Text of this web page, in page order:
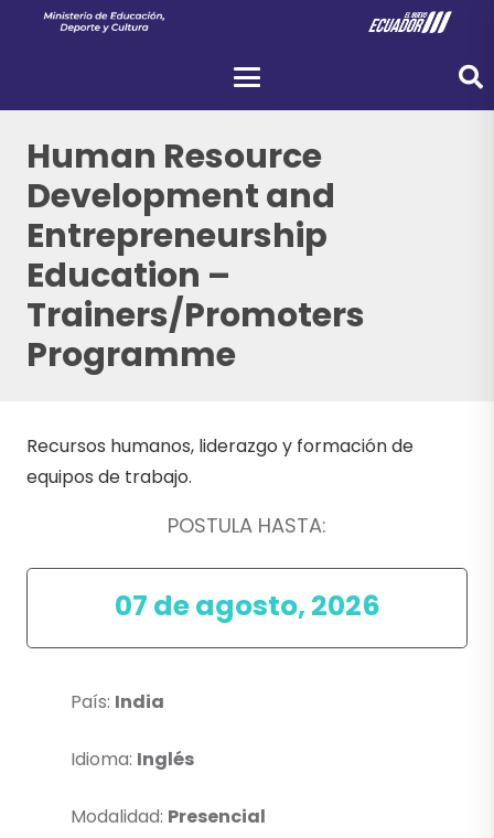
Human Resource
Development and
Entrepreneurship
Education –
Trainers/Promoters
Programme
Recursos humanos, liderazgo y formación de
equipos de trabajo.
POSTULA HASTA:
07 de agosto, 2026
País: India
Idioma: Inglés
Modalidad: Presencial